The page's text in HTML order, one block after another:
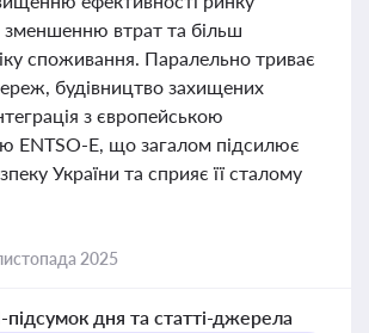
зменшенню втрат та більш
споживання. Паралельно триває
будівництво захищених
з європейською
ENTSO-E, що загалом підсилює
України та сприяє її сталому
2025
дня та статті-джерела